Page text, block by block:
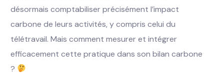
désormais comptabiliser précisément l’impact
carbone de leurs activités, y compris celui du
télétravail. Mais comment mesurer et intégrer
efficacement cette pratique dans son bilan carbone
?